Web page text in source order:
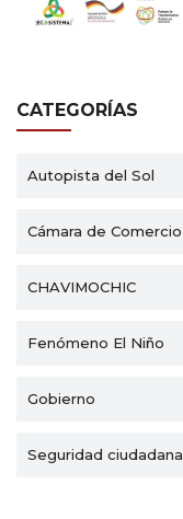
CATEGORÍAS
Autopista del Sol
Cámara de Comercio
CHAVIMOCHIC
Fenómeno El Niño
Gobierno
Seguridad ciudadana